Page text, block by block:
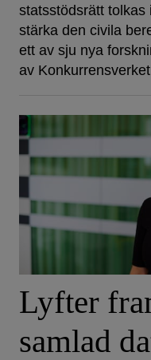
statsstödsrätt tolkas
stärka den civila
ett av sju nya
av
Lyfter
samlad